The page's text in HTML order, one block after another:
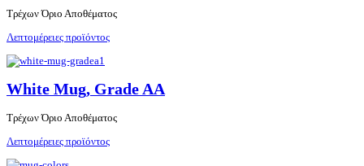
Τρέχων Όριο Αποθέματος
Λεπτομέρειες προϊόντος
White Mug, Grade AA
Τρέχων Όριο Αποθέματος
Λεπτομέρειες προϊόντος